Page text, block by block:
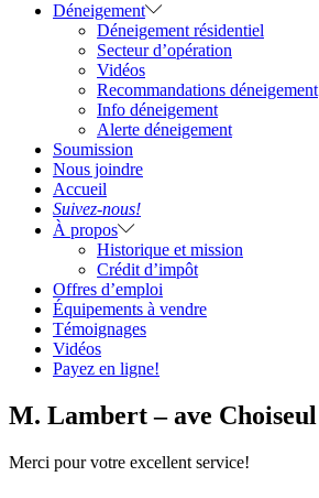
Déneigement
Déneigement résidentiel
Secteur d’opération
Vidéos
Recommandations déneigement
Info déneigement
Alerte déneigement
Soumission
Nous joindre
Accueil
Suivez-nous!
À propos
Historique et mission
Crédit d’impôt
Offres d’emploi
Équipements à vendre
Témoignages
Vidéos
Payez en ligne!
M. Lambert – ave Choiseul
Merci pour votre excellent service!